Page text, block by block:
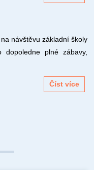
návštěvu základní školy
plné zábavy,
Číst více